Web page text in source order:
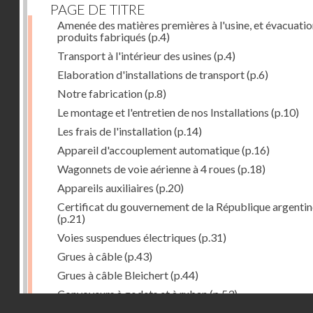
PAGE DE TITRE
Amenée des matières premières à l'usine, et
produits fabriqués (p.4)
Transport à l'intérieur des usines (p.4)
Elaboration d'installations de transport(p.6)
Notre fabrication(p.8)
Le montage et l'entretien de nos Installations (p.10)
Les frais de l'installation(p.14)
Appareil d'accouplement automatique(p.16)
Wagonnets de voie aérienne à 4 roues (p.18)
Appareils auxiliaires (p.20)
Certificat du gouvernement de la République
(p.21)
Voies suspendues électriques (p.31)
Grues à câble(p.43)
Grues à câble Bleichert(p.44)
Convoyeurs à godets et à ruban(p.53)